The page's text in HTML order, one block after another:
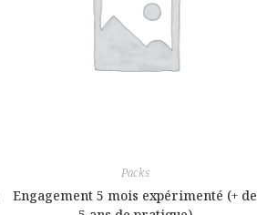
Packs
Engagement 5 mois expérimenté (+ de